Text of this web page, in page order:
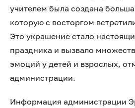
учителем была создана
которую с восторгом
Это украшение стало
праздника и вызвало
эмоций у детей и взрослых,
администрации.
Информация администрации